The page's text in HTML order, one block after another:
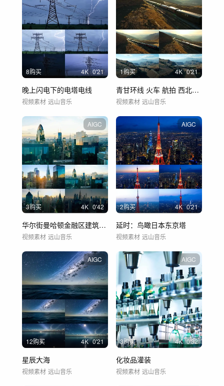
8购买 4K 0'21
晚上闪电下的电塔电线
视频素材 远山音乐
1购买 4K 0'21
青甘环线 火车 航拍 西北风光
视频素材 远山音乐
AIGC
3购买 4K 0'42
华尔街曼哈顿金融区建筑的时间推移
视频素材 远山音乐
AIGC
2购买 4K 0'21
延时：鸟瞰日本东京塔
视频素材 远山音乐
AIGC
12购买 4K 0'21
星辰大海
视频素材 远山音乐
AIGC
3购买 4K 0'32
化妆品灌装
视频素材 远山音乐